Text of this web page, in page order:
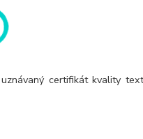
uznávaný certifikát kvality